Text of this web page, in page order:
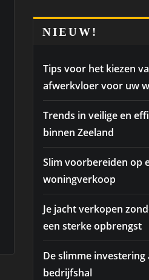
NIEUW!
Tips voor het kiezen
afwerkvloer voor uw
Trends in veilige en
binnen Zeeland
Slim voorbereiden op
woningverkoop
Je jacht verkopen
een sterke opbrengst
De slimme
bedrijfshal